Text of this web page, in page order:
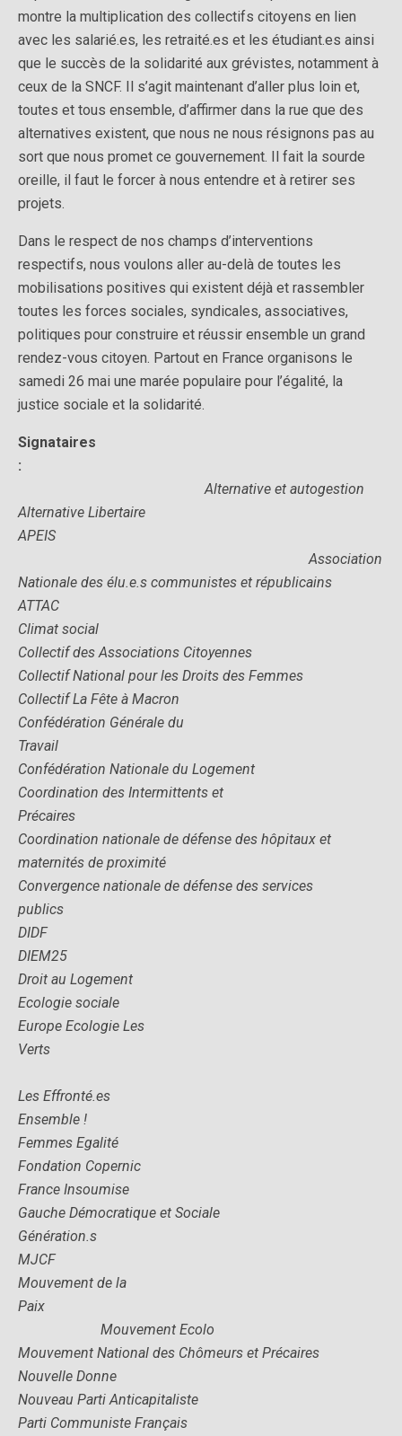
montre la multiplication des collectifs citoyens en lien
avec les salarié.es, les retraité.es et les étudiant.es ainsi
que le succès de la solidarité aux grévistes, notamment à
ceux de la SNCF. Il s’agit maintenant d’aller plus loin et,
toutes et tous ensemble, d’affirmer dans la rue que des
alternatives existent, que nous ne nous résignons pas au
sort que nous promet ce gouvernement. Il fait la sourde
oreille, il faut le forcer à nous entendre et à retirer ses
projets.
Dans le respect de nos champs d’interventions
respectifs, nous voulons aller au-delà de toutes les
mobilisations positives qui existent déjà et rassembler
toutes les forces sociales, syndicales, associatives,
politiques pour construire et réussir ensemble un grand
rendez-vous citoyen. Partout en France organisons le
samedi 26 mai une marée populaire pour l’égalité, la
justice sociale et la solidarité.
Signataires
:
Alternative et autogestion
Alternative Libertaire
APEIS
Association
Nationale des élu.e.s communistes et républicains
ATTAC
Climat social
Collectif des Associations Citoyennes
Collectif National pour les Droits des Femmes
Collectif La Fête à Macron
Confédération Générale du
Travail
Confédération Nationale du Logement
Coordination des Intermittents et
Précaires
Coordination nationale de défense des hôpitaux et
maternités de proximité
Convergence nationale de défense des services
publics
DIDF
DIEM25
Droit au Logement
Ecologie sociale
Europe Ecologie Les
Verts
Les Effronté.es
Ensemble !
Femmes Egalité
Fondation Copernic
France Insoumise
Gauche Démocratique et Sociale
Génération.s
MJCF
Mouvement de la
Paix
Mouvement Ecolo
Mouvement National des Chômeurs et Précaires
Nouvelle Donne
Nouveau Parti Anticapitaliste
Parti Communiste Français